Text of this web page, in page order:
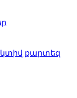
քարտեզ